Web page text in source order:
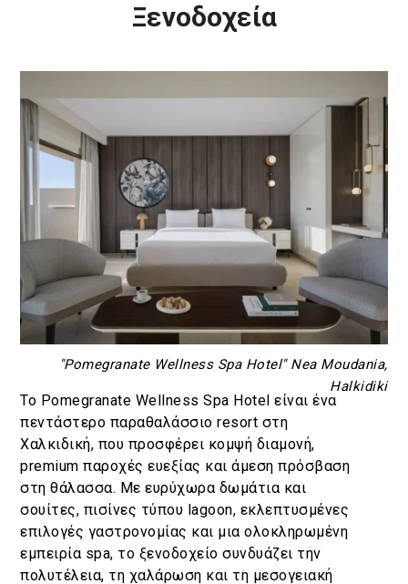
Ξενοδοχεία
Το Pomegranate Wellness Spa Hotel είναι ένα
πεντάστερο παραθαλάσσιο resort στη
Χαλκιδική, που προσφέρει κομψή διαμονή,
premium παροχές ευεξίας και άμεση πρόσβαση
στη θάλασσα. Με ευρύχωρα δωμάτια και
σουίτες, πισίνες τύπου lagoon, εκλεπτυσμένες
επιλογές γαστρονομίας και μια ολοκληρωμένη
εμπειρία spa, το ξενοδοχείο συνδυάζει την
πολυτέλεια, τη χαλάρωση και τη μεσογειακή
"Pomegranate Wellness Spa Hotel" Nea Moudania,
Halkidiki